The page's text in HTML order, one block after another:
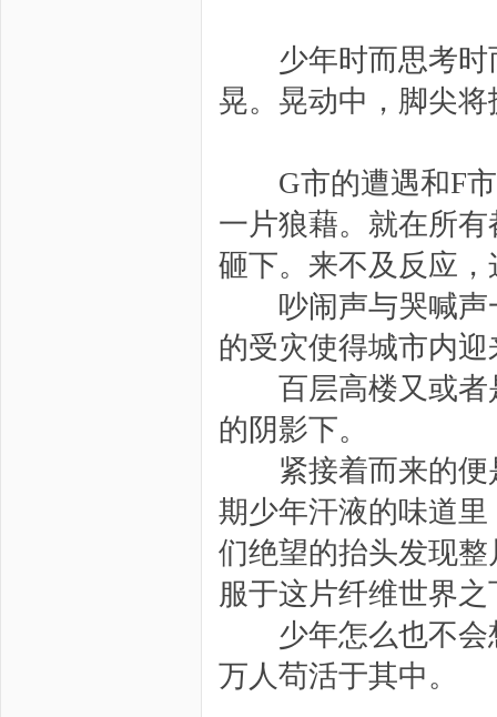
少年时而思考时
晃。晃动中，脚尖
G市的遭遇和F市
一片狼藉。就在所
砸下。来不及反应
吵闹声与哭喊声
的受灾使得城市内
百层高楼又或者
的阴影下。
紧接着而来的便
期少年汗液的味道
们绝望的抬头发现
服于这片纤维世界之
少年怎么也不会
万人苟活于其中。